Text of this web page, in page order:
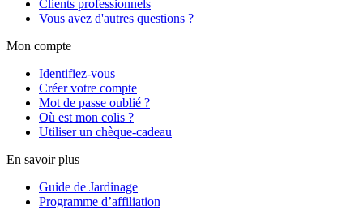
Clients professionnels
Vous avez d'autres questions ?
Mon compte
Identifiez-vous
Créer votre compte
Mot de passe oublié ?
Où est mon colis ?
Utiliser un chèque-cadeau
En savoir plus
Guide de Jardinage
Programme d’affiliation